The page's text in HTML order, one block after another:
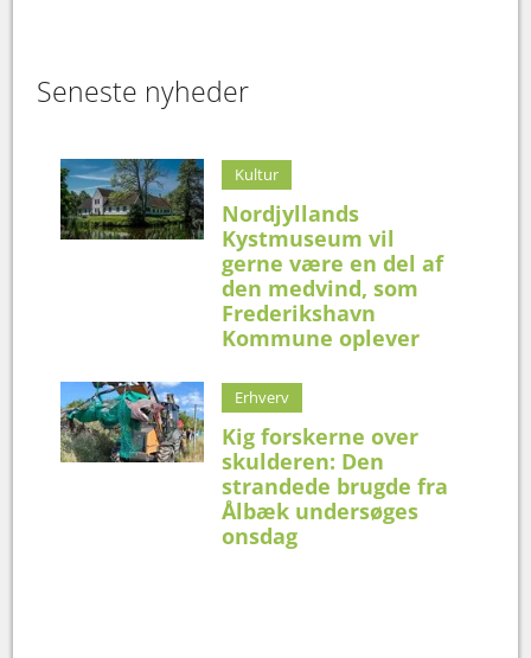
Seneste nyheder
Kultur
Nordjyllands
Kystmuseum vil
gerne være en del af
den medvind, som
Frederikshavn
Kommune oplever
Erhverv
Kig forskerne over
skulderen: Den
strandede brugde fra
Ålbæk undersøges
onsdag